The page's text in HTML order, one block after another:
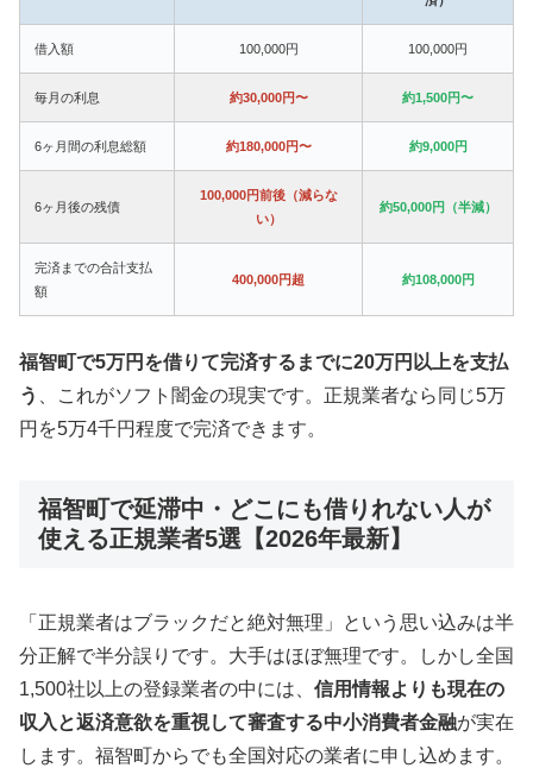
借入額 100,000円 100,000円
毎月の利息 約30,000円〜 約1,500円〜
6ヶ月間の利息総額 約180,000円〜 約9,000円
6ヶ月後の残債
100,000円前後（減らな
い）
約50,000円（半減）
完済までの合計支払
額
400,000円超 約108,000円
福智町で5万円を借りて完済するまでに20万円以上を支払
う
、これがソフト闇金の現実です。正規業者なら同じ5万
円を5万4千円程度で完済できます。
福智町で延滞中・どこにも借りれない人が
使える正規業者5選【2026年最新】
「正規業者はブラックだと絶対無理」という思い込みは半
分正解で半分誤りです。大手はほぼ無理です。しかし全国
1,500社以上の登録業者の中には、 信用情報よりも現在の
収入と返済意欲を重視して審査する中小消費者金融が実在
します。福智町からでも全国対応の業者に申し込めます。